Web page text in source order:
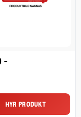
-
HYR PRODUKT